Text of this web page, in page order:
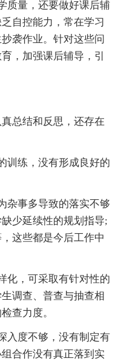
质量，还要做好课后辅
自控能力，常在学习
袭作业。针对这些问
，加强课后辅导，引
总结和反思，还存在
训练，没有形成良好的
杂事多导致的落实不够
少延续性的规划指导;
这些都是今后工作中
化，可采取有针对性的
调查、普查与抽查相
查力度。
入度不够，没有制定有
合作没有真正落到实